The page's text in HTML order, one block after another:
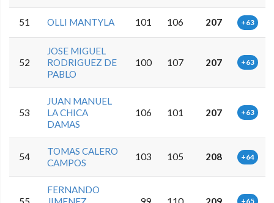
51 OLLI MANTYLA 101 106 207 +63
52
JOSE MIGUEL
RODRIGUEZ DE
PABLO
100 107 207 +63
53
JUAN MANUEL
LA CHICA
DAMAS
106 101 207 +63
54
TOMAS CALERO
CAMPOS
103 105 208 +64
FERNANDO
+65